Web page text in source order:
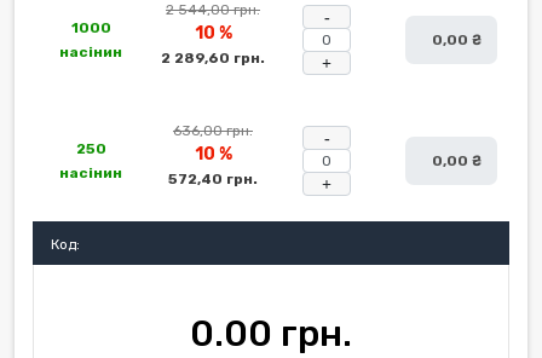
1000
насінин
2 544,00 грн.
10 %
2 289,60 грн. +
0,00 ₴
250
насінин
636,00 грн.
10 %
572,40 грн. +
0,00 ₴
Код:
0.00 грн.